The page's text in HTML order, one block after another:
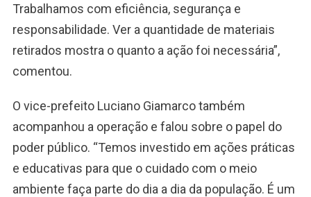
Trabalhamos com eficiência, segurança e
responsabilidade. Ver a quantidade de materiais
retirados mostra o quanto a ação foi necessária”,
comentou.
O vice-prefeito Luciano Giamarco também
acompanhou a operação e falou sobre o papel do
poder público. “Temos investido em ações práticas
e educativas para que o cuidado com o meio
ambiente faça parte do dia a dia da população. É um